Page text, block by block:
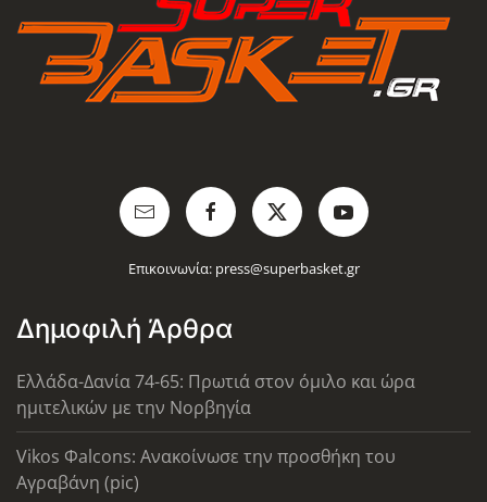
Επικοινωνία: press@superbasket.gr
Δημοφιλή Άρθρα
Ελλάδα-Δανία 74-65: Πρωτιά στον όμιλο και ώρα
ημιτελικών με την Νορβηγία
Vikos Φalcons: Ανακοίνωσε την προσθήκη του
Αγραβάνη (pic)